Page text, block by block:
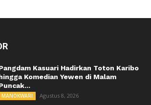
Kasuari Hadirkan Toton Karibo
Komedian Yewen di Malam
MANOKWARI Agustus 8, 2026